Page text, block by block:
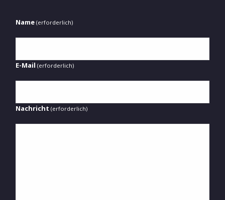
Name (erforderlich)
E-Mail (erforderlich)
Nachricht (erforderlich)